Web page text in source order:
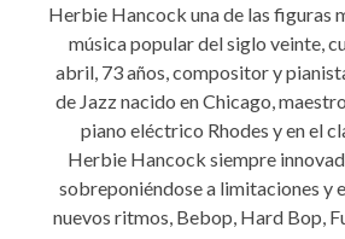
Herbie Hancock una de las figuras
música popular del siglo veinte,
abril, 73 años, compositor y
de Jazz nacido en Chicago,
piano eléctrico Rhodes y en el
Herbie Hancock siempre
sobreponiéndose a limitaciones y
nuevos ritmos, Bebop, Hard Bop,